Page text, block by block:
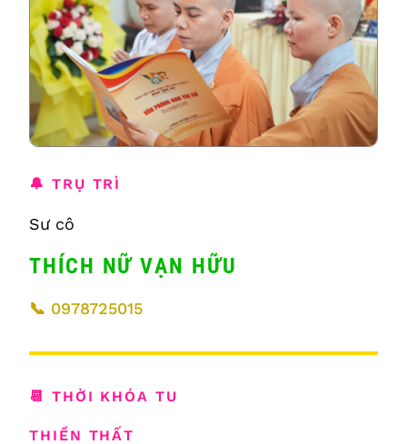
🔔 TRỤ TRÌ
Sư cô
THÍCH NỮ VẠN HỮU
📞 0978725015
📆 THỜI KHÓA TU
THIỀN THẤT